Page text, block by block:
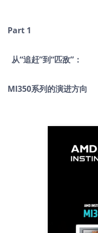
Part 1
从“追赶”到“匹敌”：
MI350系列的演进方向